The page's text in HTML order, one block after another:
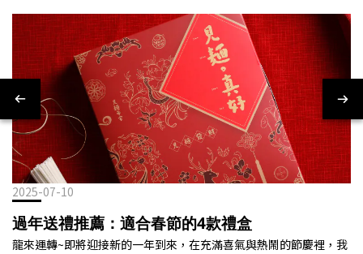
2025-07-10
過年送禮推薦：適合春節的4款禮盒
龍來運轉~即將迎接新的一年到來，在充滿喜氣與熱鬧的節慶裡，我